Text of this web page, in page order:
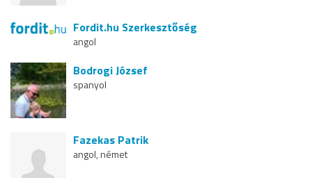
Fordit.hu Szerkesztőség
angol
Bodrogi József
spanyol
Fazekas Patrik
angol, német